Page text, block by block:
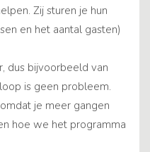
Zij sturen je hun
en het aantal gasten)
dus bijvoorbeeld van
is geen probleem.
je meer gangen
hoe we het programma